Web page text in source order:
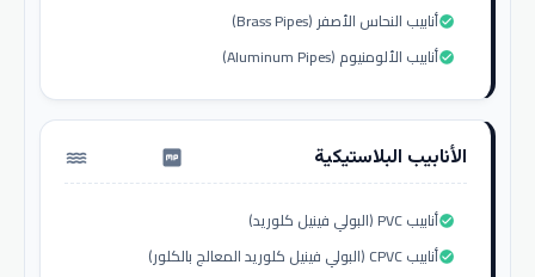
أنابيب النحاس الأصفر (Brass Pipes)check_circle
أنابيب الألومنيوم (Aluminum Pipes)check_circle
الأنابيب البلاستيكية water_pump
أنابيب PVC (البولي فينيل كلوريد)check_circle
أنابيب CPVC (البولي فينيل كلوريد المعالج بالكلور)check_circle